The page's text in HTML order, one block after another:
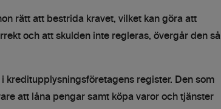
rätt att bestrida kravet, vilket kan göra att
och att skulden inte regleras, övergår den så
kreditupplysningsföretagens register. Den som
att låna pengar samt köpa varor och tjänster